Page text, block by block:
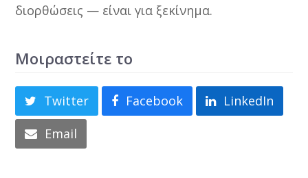
διορθώσεις — είναι για ξεκίνημα.
Μοιραστείτε το
Twitter Facebook
LinkedIn
Email